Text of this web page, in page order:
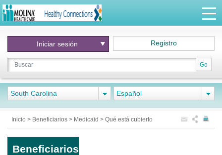
Go
Iniciar sesión Registro
South Carolina Español
Inicio > Beneficiarios > Medicaid > Qué está cubierto
Beneficiarios